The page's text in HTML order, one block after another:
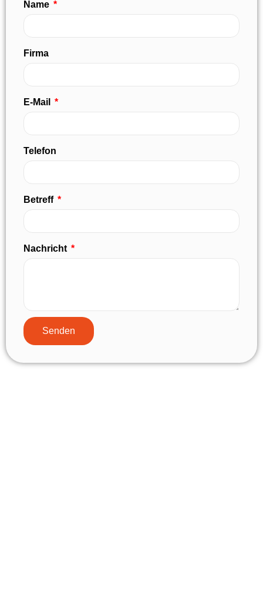
Name
Firma
E-Mail
Telefon
Betreff
Nachricht
Senden